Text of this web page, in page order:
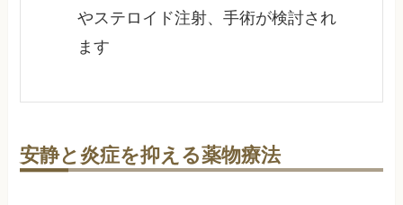
やステロイド注射、手術が検討され
ます
安静と炎症を抑える薬物療法